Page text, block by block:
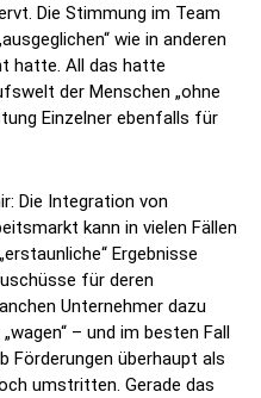
Die Stimmung im Team
wie in anderen
hatte. All das hatte
der Menschen „ohne
Einzelner ebenfalls für
Die Integration von
kann in vielen Fällen
Ergebnisse
für deren
Unternehmer dazu
– und im besten Fall
Förderungen überhaupt als
umstritten. Gerade das